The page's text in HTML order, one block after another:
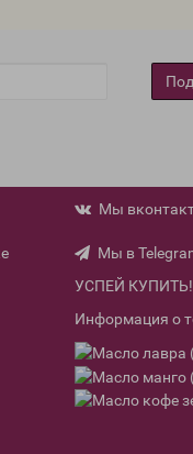
Мы
Мы в
УСПЕЙ КУПИТЬ!
Информация о